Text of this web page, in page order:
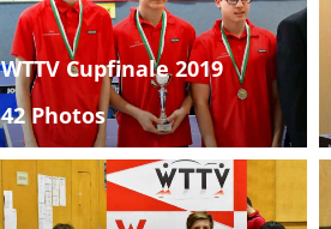
WTTV Cupfinale 2019
42 Photos